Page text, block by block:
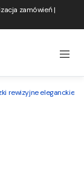
zamówień |
rewizyjne eleganckie